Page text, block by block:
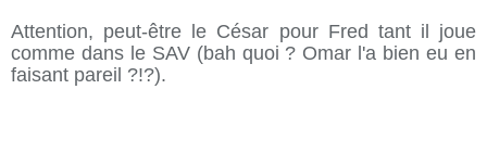
Attention, peut-être le César pour Fred tant il joue
comme dans le SAV (bah quoi ? Omar l'a bien eu en
faisant pareil ?!?).